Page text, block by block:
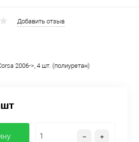
Добавить отзыв
2006->, 4 шт. (полиуретан)